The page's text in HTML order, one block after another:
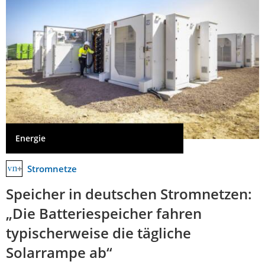
Energie
Stromnetze
Speicher in deutschen Stromnetzen:
„Die Batteriespeicher fahren
typischerweise die tägliche
Solarrampe ab“